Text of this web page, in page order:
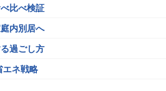
比べ検証
内別居へ
過ごし方
エネ戦略